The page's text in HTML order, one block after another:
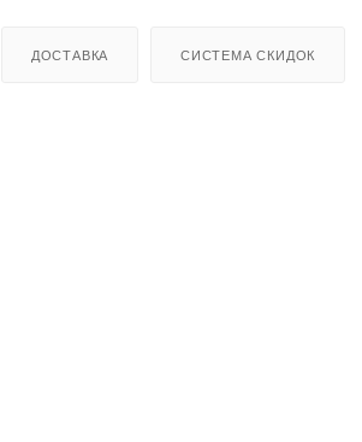
ДОСТАВКА СИСТЕМА СКИДОК